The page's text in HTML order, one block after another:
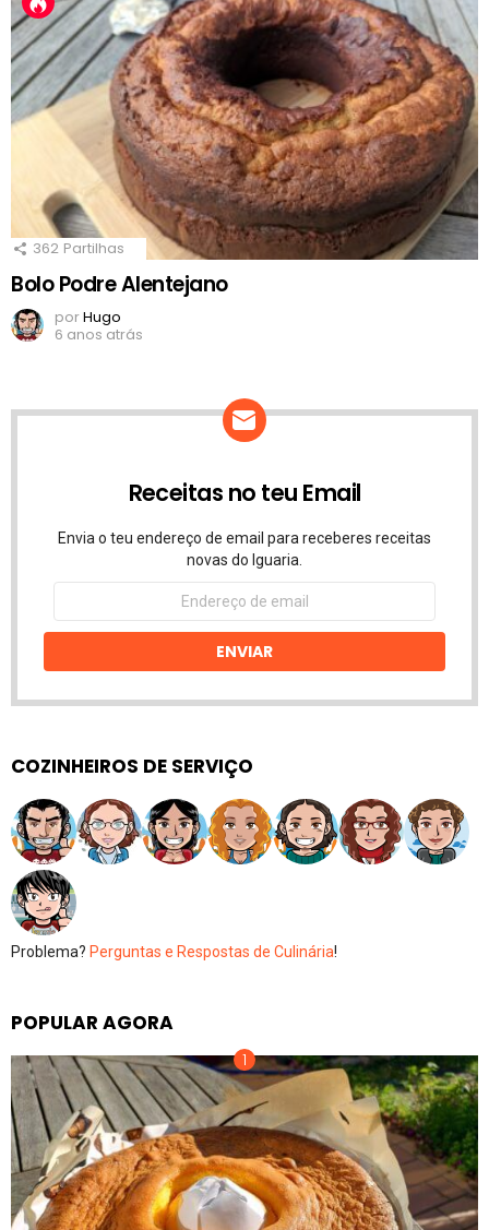
362 Partilhas
Bolo Podre Alentejano
porHugo
6 anos atrás
Receitas no teu Email
Envia o teu endereço de email para receberes receitas
novas do Iguaria.
Endereço
email
ENVIAR
COZINHEIROS DE SERVIÇO
Problema? Perguntas e Respostas de Culinária!
POPULAR AGORA